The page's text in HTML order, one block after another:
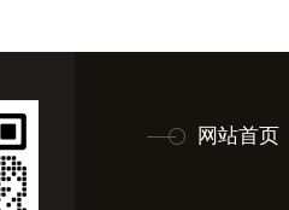
网站首页